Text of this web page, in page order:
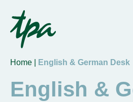
Know-how
Usługi
Specjalizacje
Home | English & German Desk
English &